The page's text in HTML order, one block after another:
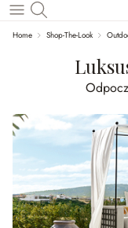
Wróć do wątku głównego
Home Shop-The-Look